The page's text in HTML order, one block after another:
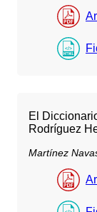
El
Rodríguez
Martínez